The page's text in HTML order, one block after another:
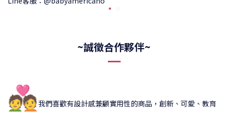
~誠徵合作夥伴~
💑我們喜歡有設計感兼顧實用性的商品，創新、可愛、教育